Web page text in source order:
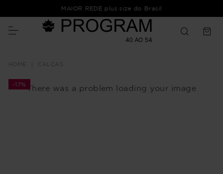
MAIOR REDE plus size do Brasil
CALÇAS
There was a problem loading your image
-17%